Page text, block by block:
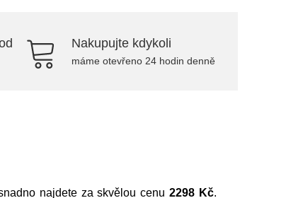
Nakupujte kdykoli
máme otevřeno 24 hodin denně
najdete za skvělou cenu2298 Kč.